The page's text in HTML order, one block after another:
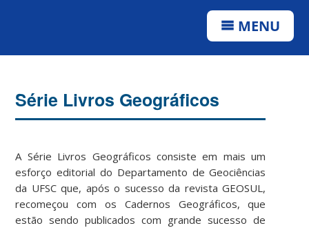
MENU
Série Livros Geográficos
A Série Livros Geográficos consiste em mais um
esforço editorial do Departamento de Geociências
da UFSC que, após o sucesso da revista GEOSUL,
recomeçou com os Cadernos Geográficos, que
estão sendo publicados com grande sucesso de